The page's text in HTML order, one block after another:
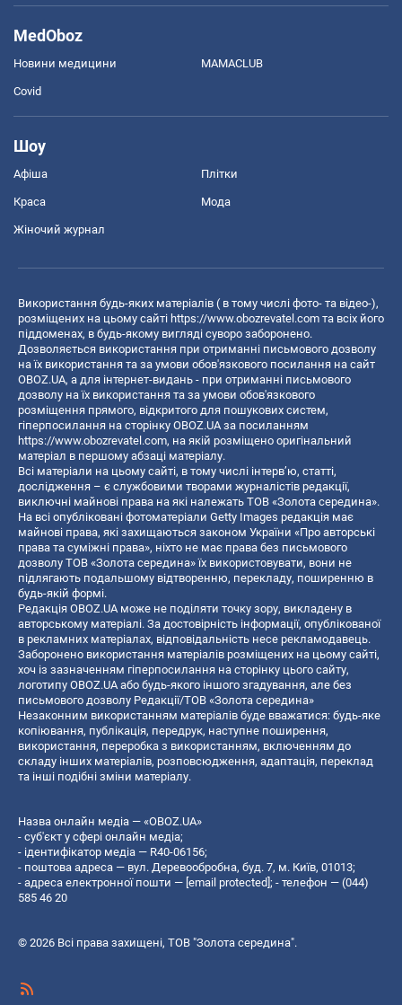
MedOboz
Новини медицини MAMACLUB
Covid
Шоу
Афіша Плітки
Краса Мода
Жіночий журнал
Використання будь-яких матеріалів ( в тому числі фото- та відео-),
розміщених на цьому сайті https://www.obozrevatel.com та всіх його
піддоменах, в будь-якому вигляді суворо заборонено.
Дозволяється використання при отриманні письмового дозволу
на їх використання та за умови обов'язкового посилання на сайт
OBOZ.UA, а для інтернет-видань - при отриманні письмового
дозволу на їх використання та за умови обов'язкового
розміщення прямого, відкритого для пошукових систем,
гіперпосилання на сторінку OBOZ.UA за посиланням
https://www.obozrevatel.com, на якій розміщено оригінальний
матеріал в першому абзаці матеріалу.
Всі матеріали на цьому сайті, в тому числі інтерв’ю, статті,
дослідження – є службовими творами журналістів редакції,
виключні майнові права на які належать ТОВ «Золота середина».
На всі опубліковані фотоматеріали Getty Images редакція має
майнові права, які захищаються законом України «Про авторські
права та суміжні права», ніхто не має права без письмового
дозволу ТОВ «Золота середина» їх використовувати, вони не
підлягають подальшому відтворенню, перекладу, поширенню в
будь-якій формі.
Редакція OBOZ.UA може не поділяти точку зору, викладену в
авторському матеріалі. За достовірність інформації, опублікованої
в рекламних матеріалах, відповідальність несе рекламодавець.
Заборонено використання матеріалів розміщених на цьому сайті,
хоч із зазначенням гіперпосилання на сторінку цього сайту,
логотипу OBOZ.UA або будь-якого іншого згадування, але без
письмового дозволу Редакції/ТОВ «Золота середина»
Незаконним використанням матеріалів буде вважатися: будь-яке
копiювання, публiкацiя, передрук, наступне поширення,
використання, переробка з використанням, включенням до
складу інших матеріалів, розповсюдження, адаптація, переклад
та інші подібні зміни матеріалу.
Назва онлайн медіа — «OBOZ.UA»
- суб'єкт у сфері онлайн медіа;
- ідентифікатор медіа — R40-06156;
- поштова адреса — вул. Деревообробна, буд. 7, м. Київ, 01013;
- адреса електронної пошти — [email protected]; - телефон — (044)
585 46 20
© 2026 Всі права захищені, ТОВ "Золота середина".